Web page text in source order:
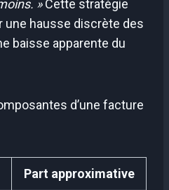
»Cette stratégie
une hausse discrète des
baisse apparente du
d’une facture
Part approximative